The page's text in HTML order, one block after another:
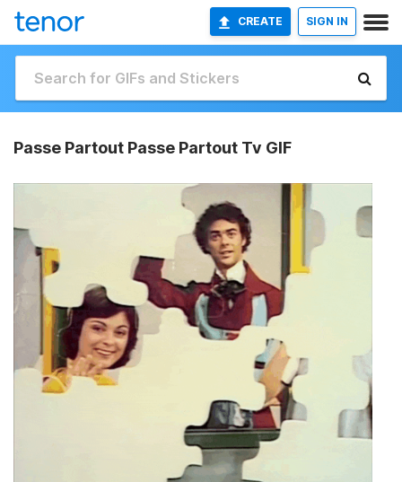
CREATE SIGN IN
Passe Partout Passe Partout Tv GIF